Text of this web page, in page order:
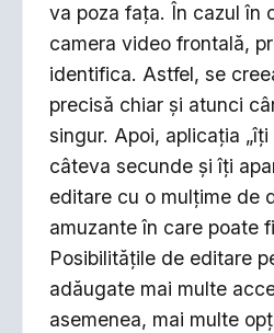
va poza faţa. În cazul în
camera video frontală,
identifica. Astfel, se
precisă chiar și atunci
singur. Apoi, aplicaţia
câteva secunde și îţi
editare cu o mulțime de
amuzante în care poate
Posibilitățile de editare
adăugate mai multe
asemenea, mai multe